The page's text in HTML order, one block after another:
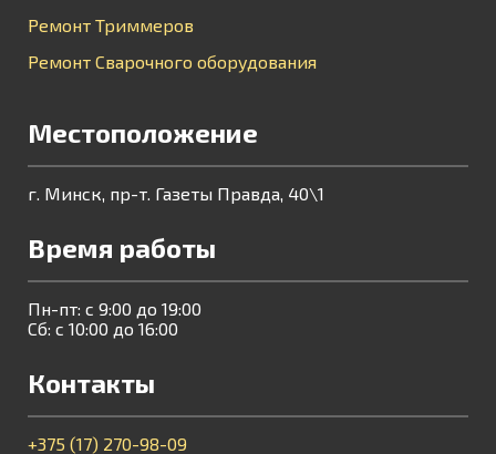
Ремонт Триммеров
Ремонт Сварочного оборудования
Местоположение
г. Минск, пр-т. Газеты Правда, 40\1
Время работы
Пн-пт: с 9:00 до 19:00
Сб: с 10:00 до 16:00
Контакты
+375 (17) 270-98-09